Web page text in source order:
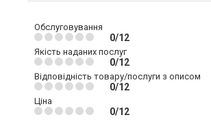
Обслуговування
0/12
Якість наданих послуг
0/12
Відповідність товару/послуги з описом
0/12
Ціна
0/12